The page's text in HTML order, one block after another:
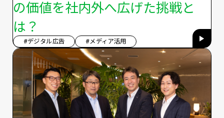
の価値を社内外へ広げた挑戦と
は？
#デジタル広告 #メディア活用